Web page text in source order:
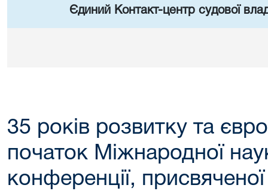
Єдиний Контакт-центр судової
35 років розвитку та
початок Міжнародної
конференції,